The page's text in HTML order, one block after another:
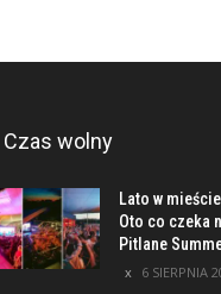
Czas wolny
Lato w
Oto co czeka
Pitlane
6 SIERPNIA